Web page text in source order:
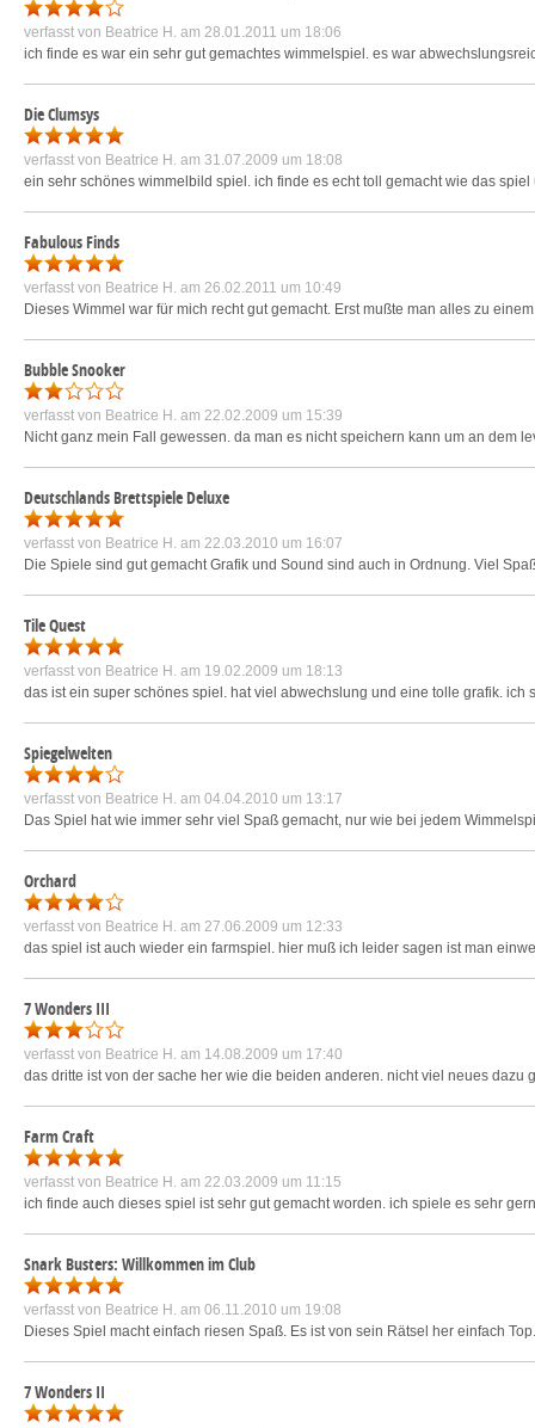
verfasst von Beatrice H. am 28.01.2011 um 18:06
ich finde es war ein sehr gut gemachtes wimmelspiel. es war
Die Clumsys
verfasst von Beatrice H. am 31.07.2009 um 18:08
ein sehr schönes wimmelbild spiel. ich finde es echt toll gemacht wie das
Fabulous Finds
verfasst von Beatrice H. am 26.02.2011 um 10:49
Dieses Wimmel war für mich recht gut gemacht. Erst mußte man alles zu
Bubble Snooker
verfasst von Beatrice H. am 22.02.2009 um 15:39
Nicht ganz mein Fall gewessen. da man es nicht speichern kann um an dem
Deutschlands Brettspiele Deluxe
verfasst von Beatrice H. am 22.03.2010 um 16:07
Die Spiele sind gut gemacht Grafik und Sound sind auch in Ordnung. Viel
Tile Quest
verfasst von Beatrice H. am 19.02.2009 um 18:13
das ist ein super schönes spiel. hat viel abwechslung und eine tolle grafik.
Spiegelwelten
verfasst von Beatrice H. am 04.04.2010 um 13:17
Das Spiel hat wie immer sehr viel Spaß gemacht, nur wie bei jedem
Orchard
verfasst von Beatrice H. am 27.06.2009 um 12:33
das spiel ist auch wieder ein farmspiel. hier muß ich leider sagen ist man
7 Wonders III
verfasst von Beatrice H. am 14.08.2009 um 17:40
das dritte ist von der sache her wie die beiden anderen. nicht viel neues
Farm Craft
verfasst von Beatrice H. am 22.03.2009 um 11:15
ich finde auch dieses spiel ist sehr gut gemacht worden. ich spiele es sehr
Snark Busters: Willkommen im Club
verfasst von Beatrice H. am 06.11.2010 um 19:08
Dieses Spiel macht einfach riesen Spaß. Es ist von sein Rätsel her einfach
7 Wonders II